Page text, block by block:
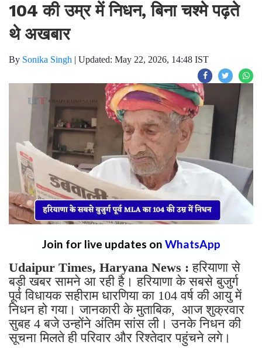
104 की उम्र में निधन, बिना चश्मे पढ़ते
थे अखबार
By Sonika Singh | Updated: May 22, 2026, 14:48 IST
Join for live updates on WhatsApp
Udaipur Times, Haryana News : हरियाणा से
बड़ी खबर सामने आ रही है। हरियाणा के सबसे बुजुर्ग
पूर्व विधायक सहीराम धारणिया का 104 वर्ष की आयु में
निधन हो गया। जानकारी के मुताबिक, आज शुक्रवार
सुबह 4 बजे उन्होंने अंतिम सांस ली। उनके निधन की
सूचना मिलते ही परिवार और रिश्तेदार पहुंचने लगे।